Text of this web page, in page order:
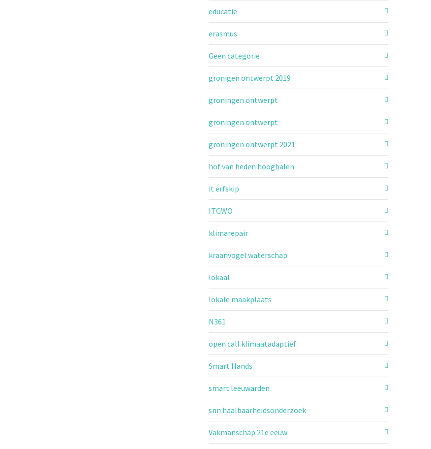
educatie
erasmus
Geen categorie
gronigen ontwerpt 2019
groningen ontwerpt
groningen ontwerpt
groningen ontwerpt 2021
hof van heden hooghalen
it erfskip
ITGWO
klimarepair
kraanvogel waterschap
lokaal
lokale maakplaats
N361
open call klimaatadaptief
Smart Hands
smart leeuwarden
snn haalbaarheidsonderzoek
Vakmanschap 21e eeuw